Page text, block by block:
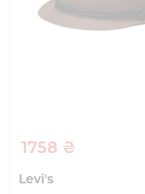
1758 ₴
Levi's